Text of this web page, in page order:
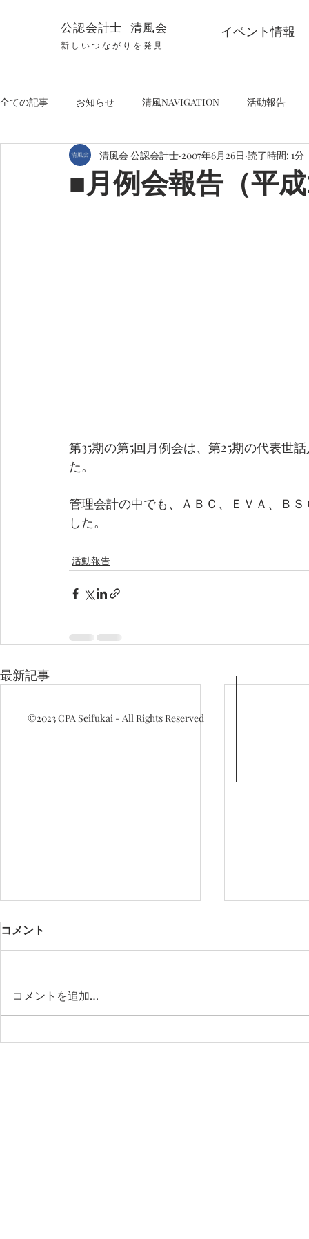
公認会計士 清風会 イベント情報
新しいつながりを発見
全ての記事 お知らせ 清風NAVIGATION 活動報告
■月例会報告（平
清風会 公認会計士 2007年6月26日 読了時間: 1分
第35期の第5回月例会は、第25期の代表世
た。
管理会計の中でも、ＡＢＣ、ＥＶＡ、Ｂ
した。
活動報告
最新記事
コメント
コメントを追加…
©2023CPA Seifukai - All Rights Reserved